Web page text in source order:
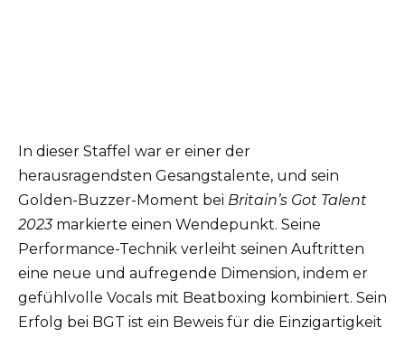
In dieser Staffel war er einer der
herausragendsten Gesangstalente, und sein
Golden-Buzzer-Moment bei Britain’s Got Talent
2023markierte einen Wendepunkt. Seine
Performance-Technik verleiht seinen Auftritten
eine neue und aufregende Dimension, indem er
gefühlvolle Vocals mit Beatboxing kombiniert. Sein
Erfolg bei BGT ist ein Beweis für die Einzigartigkeit